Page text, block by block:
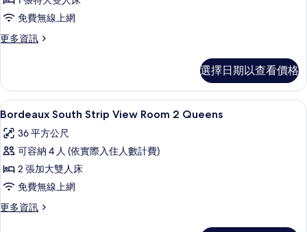
Strip
View
Room
所
有
相
片
免費無線上網
更多資訊
更
Strip
View
Room
的
詳
選擇日期以查看價格
顯
示
Bordeaux
South
Strip
View
Room
高級寢具、迷你吧、客房內保險箱、書
4
Bordeaux South Strip View Room 2 Queens
36 平方公尺
可容納 4 人 (依實際入住人數計費)
2 張加大雙人床
免費無線上網
更多資訊
更